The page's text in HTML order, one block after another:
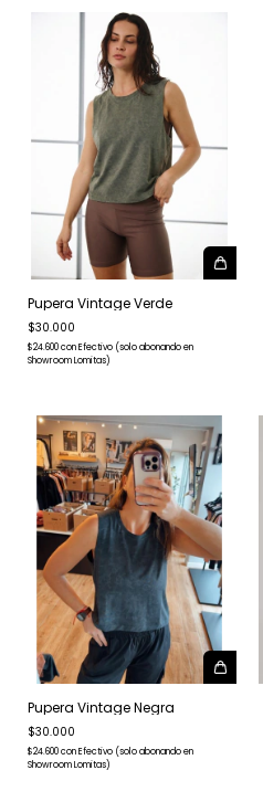
Pupera Vintage Verde
$30.000
$24.600conEfectivo (solo abonando en
Showroom Lomitas)
Pupera Vintage Negra
$30.000
$24.600conEfectivo (solo abonando en
Showroom Lomitas)